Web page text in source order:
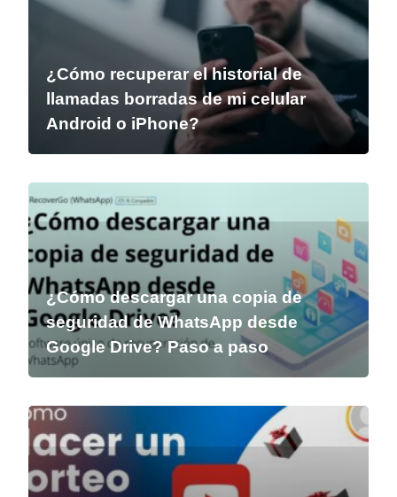
¿Cómo recuperar el historial de
llamadas borradas de mi celular
Android o iPhone?
¿Cómo descargar una copia de
seguridad de WhatsApp desde
Google Drive? Paso a paso